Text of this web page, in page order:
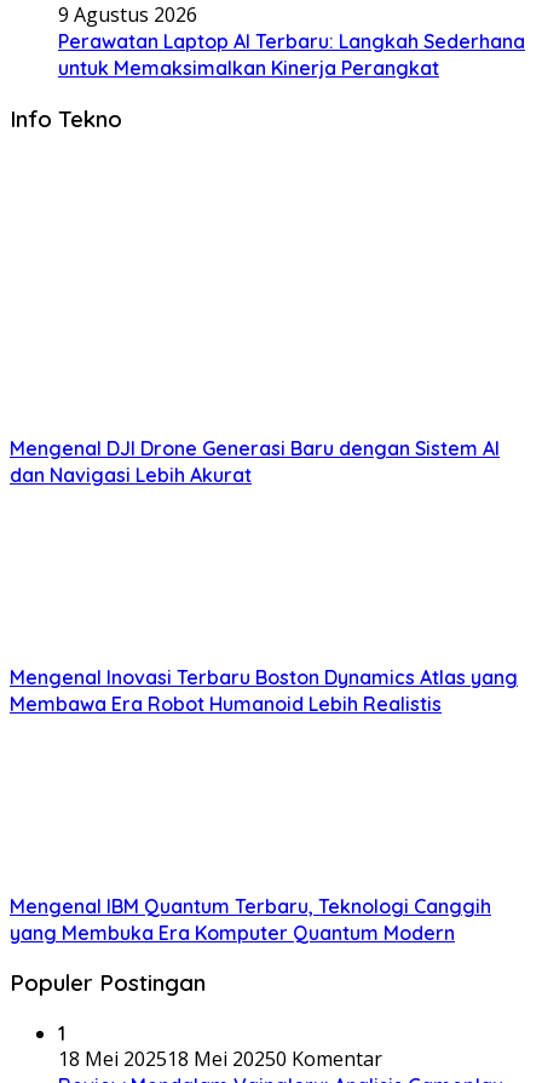
9 Agustus 2026
Perawatan Laptop AI Terbaru: Langkah Sederhana
untuk Memaksimalkan Kinerja Perangkat
Info Tekno
Mengenal DJI Drone Generasi Baru dengan Sistem AI
dan Navigasi Lebih Akurat
Mengenal Inovasi Terbaru Boston Dynamics Atlas yang
Membawa Era Robot Humanoid Lebih Realistis
Mengenal IBM Quantum Terbaru, Teknologi Canggih
yang Membuka Era Komputer Quantum Modern
Populer Postingan
1
18 Mei 202518 Mei 20250 Komentar